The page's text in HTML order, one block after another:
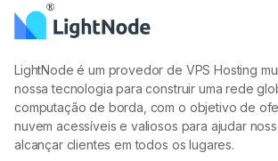
LightNode é um provedor de VPS Hosting
nossa tecnologia para construir uma rede
computação de borda, com o objetivo de
nuvem acessíveis e valiosos para ajudar
alcançar clientes em todos os lugares.